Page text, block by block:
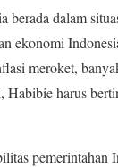
dalam
ekonomi
meroket,
harus
pemerintahan